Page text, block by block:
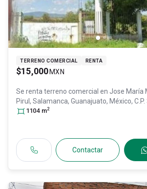
TERRENO COMERCIAL RENTA
$15,000 MXN
Se renta terreno comercial en Jose María
Pirul, Salamanca, Guanajuato, México,
30834661
1104 m2
Contactar